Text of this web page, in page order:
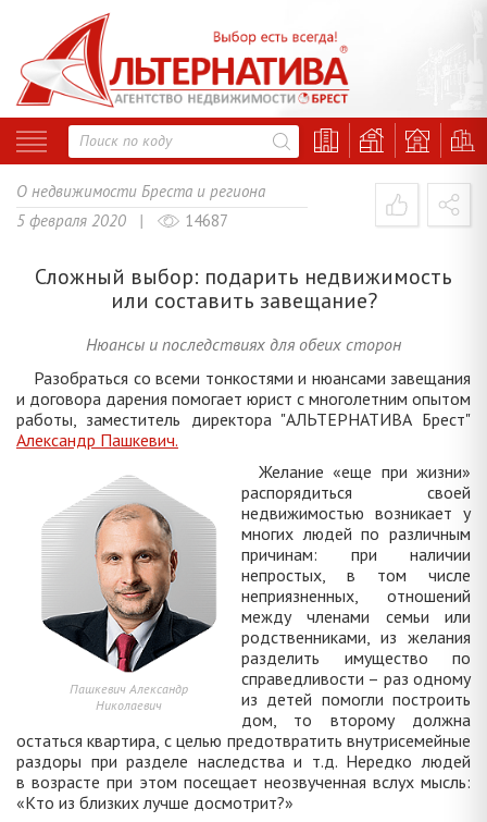
О недвижимости Бреста и региона
5 февраля 2020 |
14687
Сложный выбор: подарить недвижимость
или составить завещание?
Нюансы и последствиях для обеих сторон
Разобраться со всеми тонкостями и нюансами завещания
и договора дарения помогает юрист с многолетним опытом
работы, заместитель директора "АЛЬТЕРНАТИВА Брест"
Александр Пашкевич.
Пашкевич Александр
Николаевич
Желание «еще при жизни»
распорядиться своей
недвижимостью возникает у
многих людей по различным
причинам: при наличии
непростых, в том числе
неприязненных, отношений
между членами семьи или
родственниками, из желания
разделить имущество по
справедливости – раз одному
из детей помогли построить
дом, то второму должна
остаться квартира, с целью предотвратить внутрисемейные
раздоры при разделе наследства и т.д. Нередко людей
в возрасте при этом посещает неозвученная вслух мысль:
«Кто из близких лучше досмотрит?»